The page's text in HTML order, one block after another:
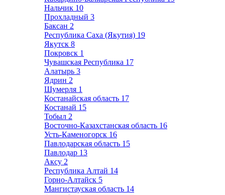
Нальчик 10
Прохладный 3
Баксан 2
Республика Саха (Якутия) 19
Якутск 8
Покровск 1
Чувашская Республика 17
Алатырь 3
Ядрин 2
Шумерля 1
Костанайская область 17
Костанай 15
Тобыл 2
Восточно-Казахстанская область 16
Усть-Каменогорск 16
Павлодарская область 15
Павлодар 13
Аксу 2
Республика Алтай 14
Горно-Алтайск 5
Мангистауская область 14